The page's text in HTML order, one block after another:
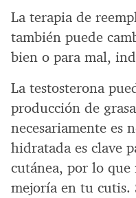
La terapia de
también puede
bien o para mal,
La testosterona
producción de
necesariamente es
hidratada es clave
cutánea, por lo
mejoría en tu cutis.